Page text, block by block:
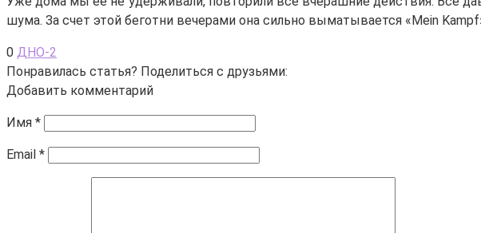
шума. За счет этой беготни вечерами она сильно выматывается «Mein
0 ДНО-2
Понравилась статья? Поделиться с друзьями:
Добавить комментарий
Имя *
Email *